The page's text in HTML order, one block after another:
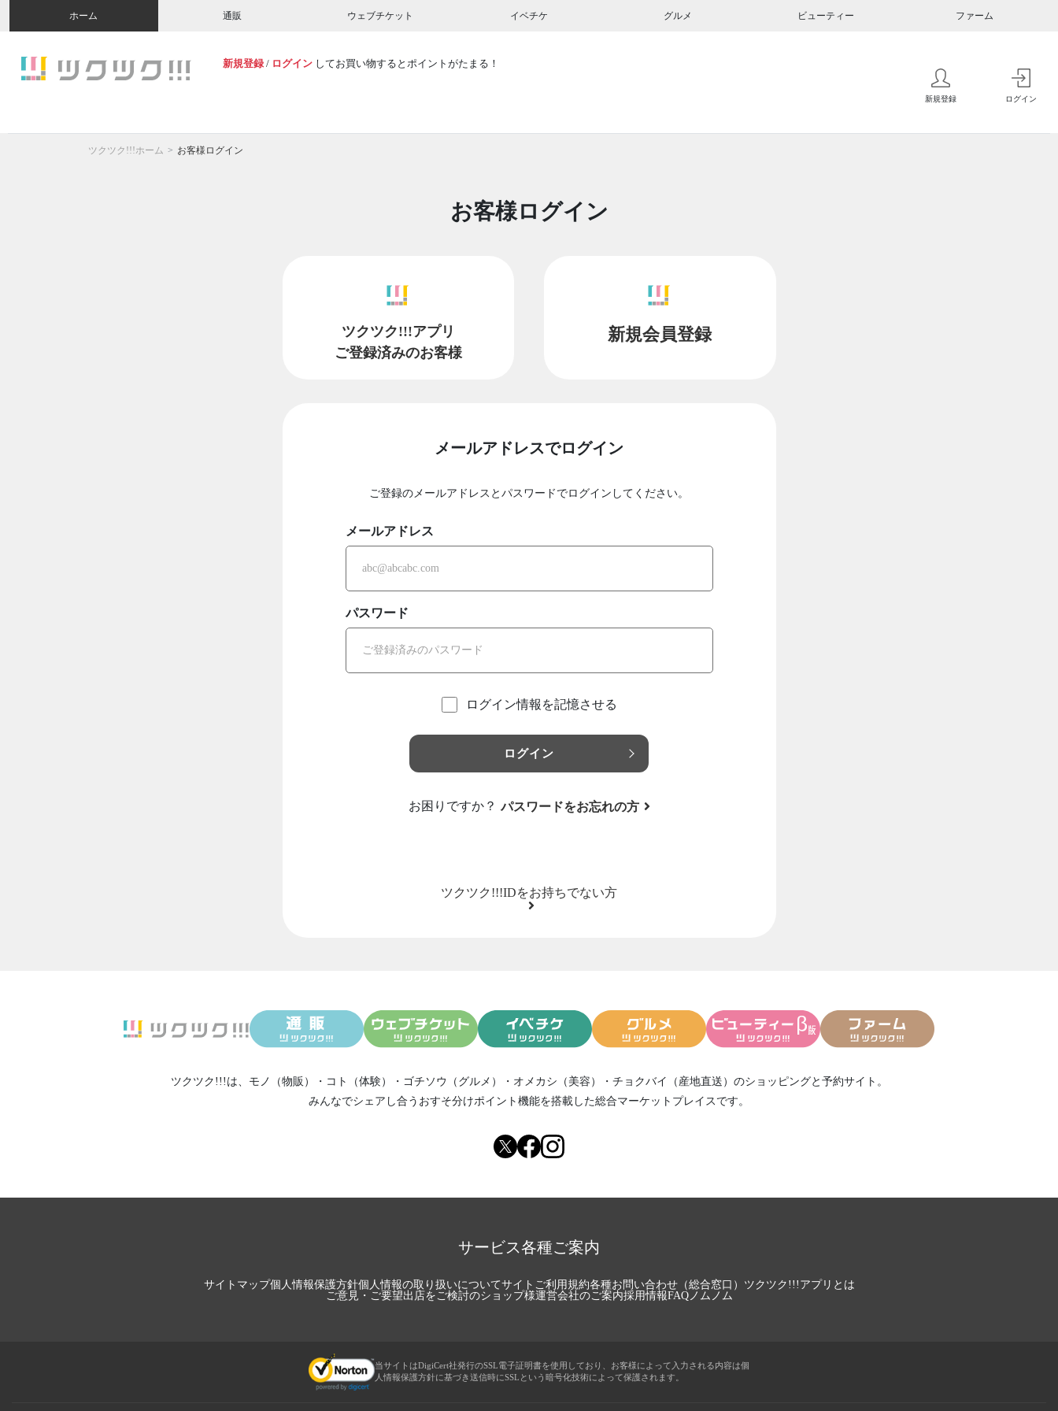
ホーム 通販 ウェブチケット イベチケ グルメ ビューティー ファーム
新規登録 / ログイン してお買い物するとポイントがたまる！
新規登録 ログイン
ツクツク!!!ホーム お客様ログイン
お客様ログイン
ツクツク!!!アプリ
ご登録済みのお客様
新規会員登録
メールアドレスでログイン
ご登録のメールアドレスとパスワードでログインしてください。
メールアドレス
パスワード
ログイン情報を記憶させる
ログイン
お困りですか？ パスワードをお忘れの方
ツクツク!!!IDをお持ちでない方
ツクツク!!!は、 モノ（物販） ・ コト（体験） ・ ゴチソウ（グルメ） ・ オメカシ（美容） ・ チョクバイ（産地直送） のショッピングと予約サイト。
みんなでシェアし合う おすそ分けポイント機能を搭載した総合マーケットプレイスです。
サービス各種ご案内
サイトマップ個人情報保護方針個人情報の取り扱いについてサイトご利用規約各種お問い合わせ（総合窓口） ツクツク!!!アプリとは
ご意見・ご要望出店をご検討のショップ様運営会社のご案内採用情報FAQノムノム
当サイトはDigiCert社発行のSSL電子証明書を使用しており、お客様によって入力される内容は個
人情報保護方針に基づき送信時にSSLという暗号化技術によって保護されます。